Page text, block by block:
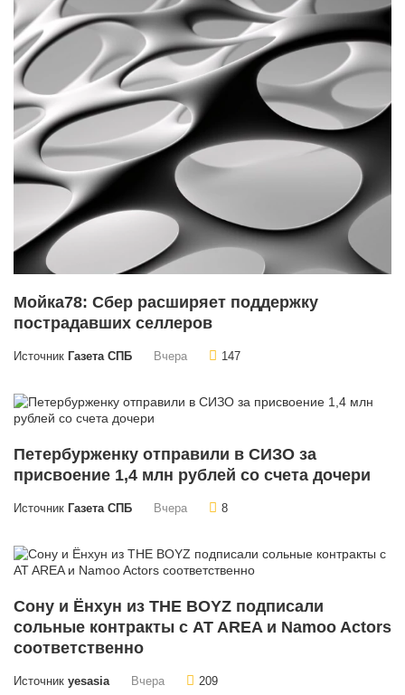
Мойка78: Сбер расширяет поддержку
пострадавших селлеров
Источник Газета СПБ Вчера 147
Петербурженку отправили в СИЗО за
присвоение 1,4 млн рублей со счета дочери
Источник Газета СПБ Вчера 8
Сону и Ёнхун из THE BOYZ подписали
сольные контракты с AT AREA и Namoo Actors
соответственно
Источник yesasia Вчера 209